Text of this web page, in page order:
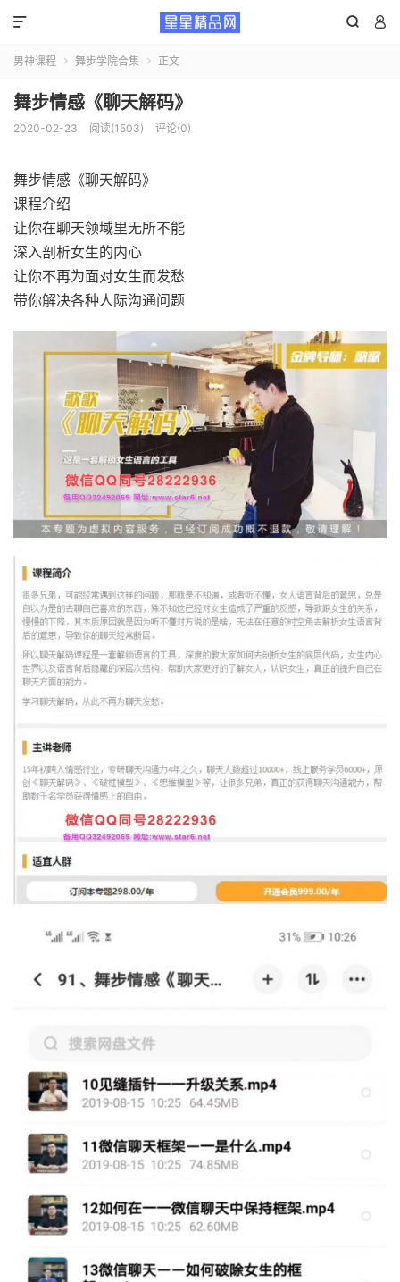
 

男神课程  舞步学院合集  正文
舞步情感《聊天解码》
2020-02-23 阅读(1503) 评论(0)
舞步情感《聊天解码》
课程介绍
让你在聊天领域里无所不能
深入剖析女生的内心
让你不再为面对女生而发愁
带你解决各种人际沟通问题